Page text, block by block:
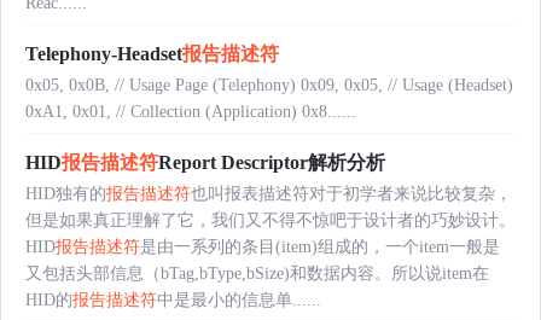
Telephony-Headset报告描述符
0x05, 0x0B, // Usage Page (Telephony) 0x09, 0x05, // Usage (Headset)
0xA1, 0x01, // Collection (Application) 0x8......
HID报告描述符Report Descriptor解析分析
HID独有的报告描述符也叫报表描述符对于初学者来说比较复杂，
但是如果真正理解了它，我们又不得不惊吧于设计者的巧妙设计。
HID报告描述符是由一系列的条目(item)组成的，一个item一般是
又包括头部信息（bTag,bType,bSize)和数据内容。所以说item在
HID的报告描述符中是最小的信息单......